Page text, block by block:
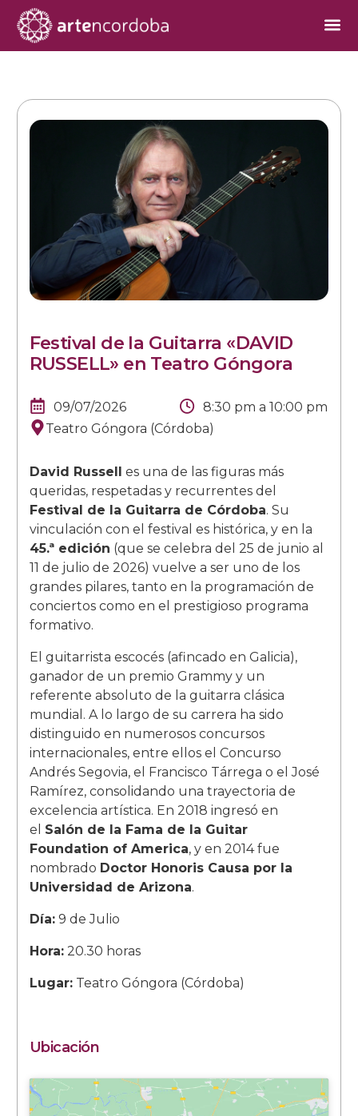
Festival de la Guitarra «DAVID
RUSSELL» en Teatro Góngora
09/07/2026 8:30 pm a 10:00 pm
Teatro Góngora (Córdoba)
David Russell es una de las figuras más
queridas, respetadas y recurrentes del
Festival de la Guitarra de Córdoba. Su
vinculación con el festival es histórica, y en la
45.ª edición (que se celebra del 25 de junio al
11 de julio de 2026) vuelve a ser uno de los
grandes pilares, tanto en la programación de
conciertos como en el prestigioso programa
formativo.
El guitarrista escocés (afincado en Galicia),
ganador de un premio Grammy y un
referente absoluto de la guitarra clásica
mundial. A lo largo de su carrera ha sido
distinguido en numerosos concursos
internacionales, entre ellos el Concurso
Andrés Segovia, el Francisco Tárrega o el José
Ramírez, consolidando una trayectoria de
excelencia artística. En 2018 ingresó en
el Salón de la Fama de la Guitar
Foundation of America, y en 2014 fue
nombrado Doctor Honoris Causa por la
Universidad de Arizona.
Día:9 de Julio
Hora:20.30 horas
Lugar:Teatro Góngora (Córdoba)
Ubicación